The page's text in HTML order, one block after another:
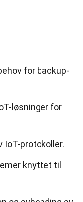
for backup-
løsninger for
IoT-protokoller.
knyttet til